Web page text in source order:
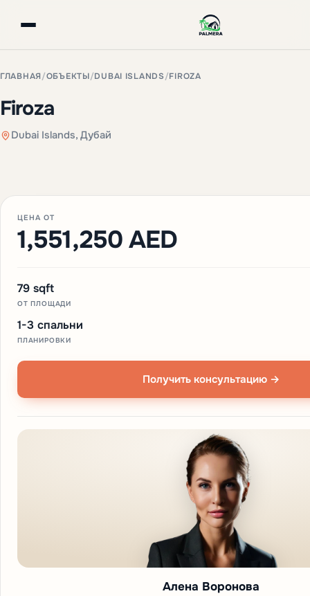
ГЛАВНАЯ/ОБЪЕКТЫ/DUBAI ISLANDS /FIROZA
Firoza
Dubai Islands, Дубай
ЦЕНА ОТ
1,551,250 AED
79 sqft
ОТ ПЛОЩАДИ
1-3 спальни
ПЛАНИРОВКИ
Получить консультацию →
Алена Воронова